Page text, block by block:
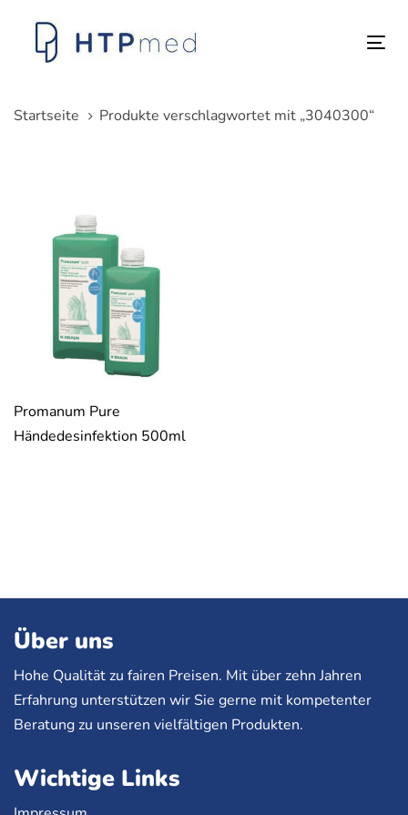
überspringen
springen
Startseite
Produkte verschlagwortet mit „3040300“
Promanum Pure
Händedesinfektion 500ml
Über uns
Hohe Qualität zu fairen Preisen. Mit über zehn Jahren
Erfahrung unterstützen wir Sie gerne mit kompetenter
Beratung zu unseren vielfältigen Produkten.
Wichtige Links